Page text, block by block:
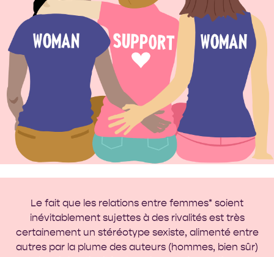
Le fait que les relations entre femmes* soient
inévitablement sujettes à des rivalités est très
certainement un stéréotype sexiste, alimenté entre
autres par la plume des auteurs (hommes, bien sûr)